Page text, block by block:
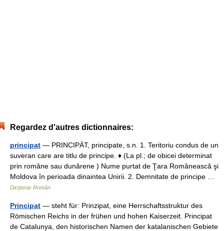
Regardez d'autres dictionnaires:
principat — PRINCIPÁT, principate, s.n. 1. Teritoriu condus de un
suveran care are titlu de principe. ♦ (La pl.; de obicei determinat
prin române sau dunărene ) Nume purtat de Ţara Românească şi
Moldova în perioada dinaintea Unirii. 2. Demnitate de principe …
Dicționar Român
Principat — steht für: Prinzipat, eine Herrschaftsstruktur des
Römischen Reichs in der frühen und hohen Kaiserzeit. Principat
de Catalunya, den historischen Namen der katalanischen Gebiete